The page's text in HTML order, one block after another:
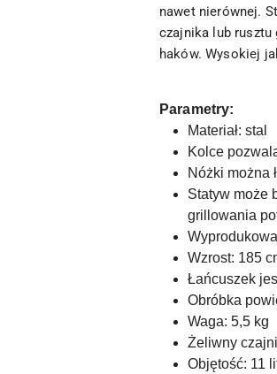
nawet nierównej.
czajnika lub rusztu
haków.Wysokiej
Parametry:
Materiał: stal
Kolce
Nóżki można
Statyw może
grillowania
Wzrost: 185
Łańcuszek
Obróbka
Waga: 5,5 kg
Żeliwny
Objętość: 11